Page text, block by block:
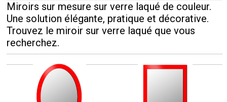
Miroirs sur mesure sur verre laqué de couleur.
Une solution élégante, pratique et décorative.
Trouvez le miroir sur verre laqué que vous
recherchez.